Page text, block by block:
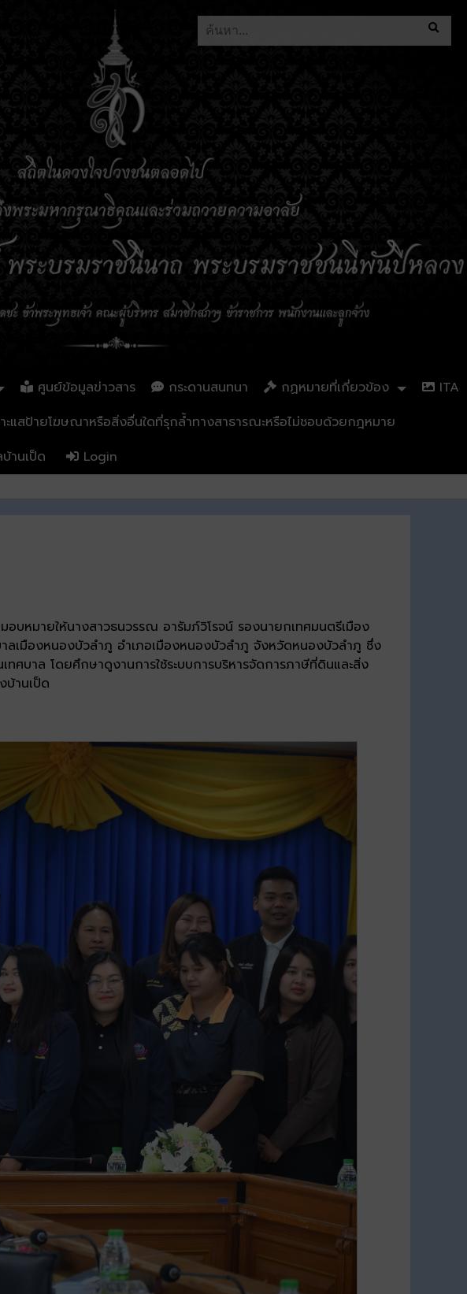
ศูนย์ข้อมูลข่าวสาร กระดานสนทนา กฏหมายที่เกี่ยวข้อง
ITA
ะแสป้ายโฆษณาหรือสิ่งอื่นใดที่รุกล้ำทางสาธารณะหรือไม่ชอบด้วยกฎหมาย
านเป็ด Login
หมายให้นางสาวธนวรรณ อารัมภ์วิโรจน์ รองนายกเทศมนตรีเมือง
เมืองหนองบัวลำภู อำเภอเมืองหนองบัวลำภู จังหวัดหนองบัวลำภู ซึ่ง
บาล โดยศึกษาดูงานการใช้ระบบการบริหารจัดการภาษีที่ดินและสิ่ง
านเป็ด